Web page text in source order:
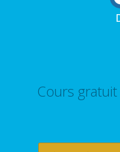
Cours